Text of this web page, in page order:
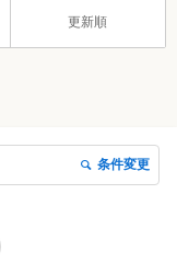
更新順
条件変更